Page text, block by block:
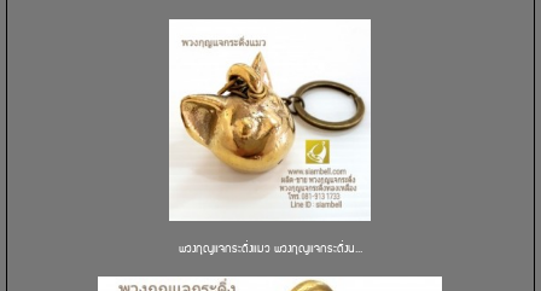
พวงกุญแจกระดิ่งแมว พวงกุญแจกระดิ่งน...